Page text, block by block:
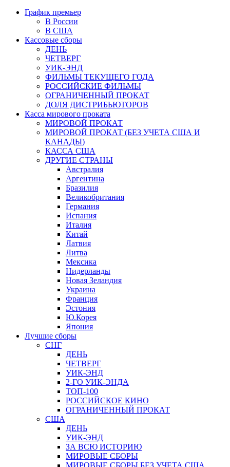
График премьер
В России
В США
Кассовые сборы
ДЕНЬ
ЧЕТВЕРГ
УИК-ЭНД
ФИЛЬМЫ ТЕКУЩЕГО ГОДА
РОССИЙСКИЕ ФИЛЬМЫ
ОГРАНИЧЕННЫЙ ПРОКАТ
ДОЛЯ ДИСТРИБЬЮТОРОВ
Касса мирового проката
МИРОВОЙ ПРОКАТ
МИРОВОЙ ПРОКАТ (БЕЗ УЧЕТА США И
КАНАДЫ)
КАССА США
ДРУГИЕ СТРАНЫ
Австралия
Аргентина
Бразилия
Великобритания
Германия
Испания
Италия
Китай
Латвия
Литва
Мексика
Нидерланды
Новая Зеландия
Украина
Франция
Эстония
Ю.Корея
Япония
Лучшие сборы
СНГ
ДЕНЬ
ЧЕТВЕРГ
УИК-ЭНД
2-ГО УИК-ЭНДА
ТОП-100
РОССИЙСКОЕ КИНО
ОГРАНИЧЕННЫЙ ПРОКАТ
США
ДЕНЬ
УИК-ЭНД
ЗА ВСЮ ИСТОРИЮ
МИРОВЫЕ СБОРЫ
МИРОВЫЕ СБОРЫ БЕЗ УЧЕТА США